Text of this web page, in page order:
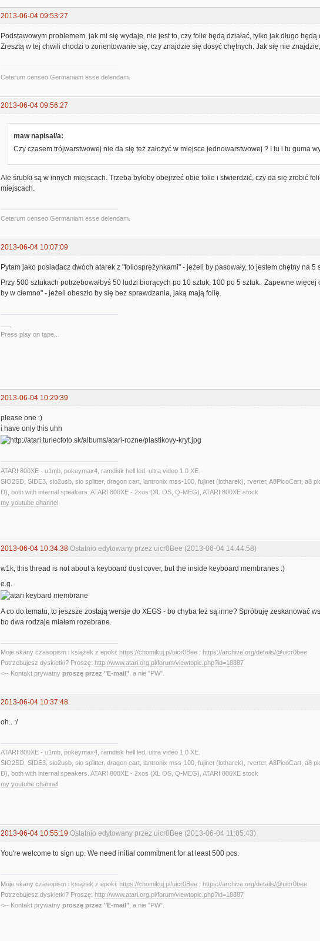
2013-06-04 09:53:27
Podstawowym problemem, jak mi się wydaje, nie jest to, czy folie będą działać, tylko jak długo
Zresztą w tej chwili chodzi o zorientowanie się, czy znajdzie się dosyć chętnych. Jak się nie
Ceterum censeo Germaniam esse delendam.
2013-06-04 09:56:27
maw napisał/a:
Czy czasem trójwarstwowej nie da się też założyć w miejsce jednowarstwowej ? I tu i tu guma
Ale śrubki są w innych miejscach. Trzeba byłoby obejrzeć obie folie i stwierdzić, czy da się zrobić
miejscach.
Ceterum censeo Germaniam esse delendam.
2013-06-04 10:07:09
Pytam jako posiadacz dwóch atarek z "foliosprężynkami" - jeżeli by pasowały, to jestem chętny na 5
Przy 500 sztukach potrzebowałbyś 50 ludzi biorących po 10 sztuk, 100 po 5 sztuk. Zapewne więcej
by w ciemno" - jeżeli obeszło by się bez sprawdzania, jaką mają folię.
Press play on tape...
2013-06-04 10:29:39
please one :)
i have only this uhh
ATARI 800XE - u1mb, pokeymax4, ramdisk hell led, ultra video 1.0 XE.
SIO2SD, SIDE3, sio2usb, sio splitter, dragon cart, lantronix mss-100, fujinet (lotharek), rverter, A8PicoCart, a8
D), both with internal speakers. ATARI 800XE - 2xos (XL OS, Q-MEG), ATARI 800XE stock
my youtube channel
2013-06-04 10:34:38 Ostatnio edytowany przez uicr0Bee (2013-06-04 14:44:58)
w1k, this thread is not about a keyboard dust cover, but the inside keyboard membranes :)
e.g.
A co do tematu, to jeszsze zostają wersje do XEGS - bo chyba też są inne? Spróbuję zeskanować
bo dwa rodzaje miałem rozebrane.
Moje skany czasopism i książek z epoki: https://chomikuj.pl/uicr0Bee ; https://archive.org/details/@uicr0bee
Potrzebujesz dyskietki? Proszę: http://www.atari.org.pl/forum/viewtopic.php?id=18887
<-- Kontakt prywatny proszę przez "E-mail", a nie "PW".
2013-06-04 10:37:48
oh.. :/
ATARI 800XE - u1mb, pokeymax4, ramdisk hell led, ultra video 1.0 XE.
SIO2SD, SIDE3, sio2usb, sio splitter, dragon cart, lantronix mss-100, fujinet (lotharek), rverter, A8PicoCart, a8
D), both with internal speakers. ATARI 800XE - 2xos (XL OS, Q-MEG), ATARI 800XE stock
my youtube channel
2013-06-04 10:55:19 Ostatnio edytowany przez uicr0Bee (2013-06-04 11:05:43)
You're welcome to sign up. We need initial commitment for at least 500 pcs.
Moje skany czasopism i książek z epoki: https://chomikuj.pl/uicr0Bee ; https://archive.org/details/@uicr0bee
Potrzebujesz dyskietki? Proszę: http://www.atari.org.pl/forum/viewtopic.php?id=18887
<-- Kontakt prywatny proszę przez "E-mail" , a nie "PW".